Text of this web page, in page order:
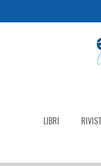
LIBRI